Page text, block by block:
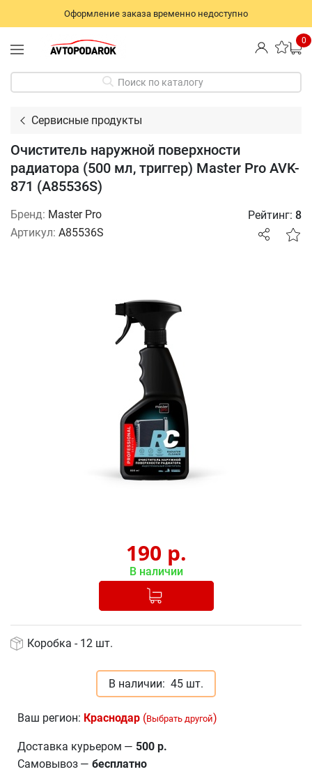
Оформление заказа временно недоступно
0
Поиск по каталогу
Сервисные продукты
Очиститель наружной поверхности
радиатора (500 мл, триггер) Master Pro AVK-
871 (A85536S)
Бренд: Master Pro
Артикул: A85536S
Рейтинг: 8
190 р.
В наличии
Добавлено в корзину
Коробка - 12 шт.
В наличии: 45 шт.
Ваш регион: Краснодар (Выбрать другой)
Доставка курьером — 500 р.
Самовывоз — бесплатно